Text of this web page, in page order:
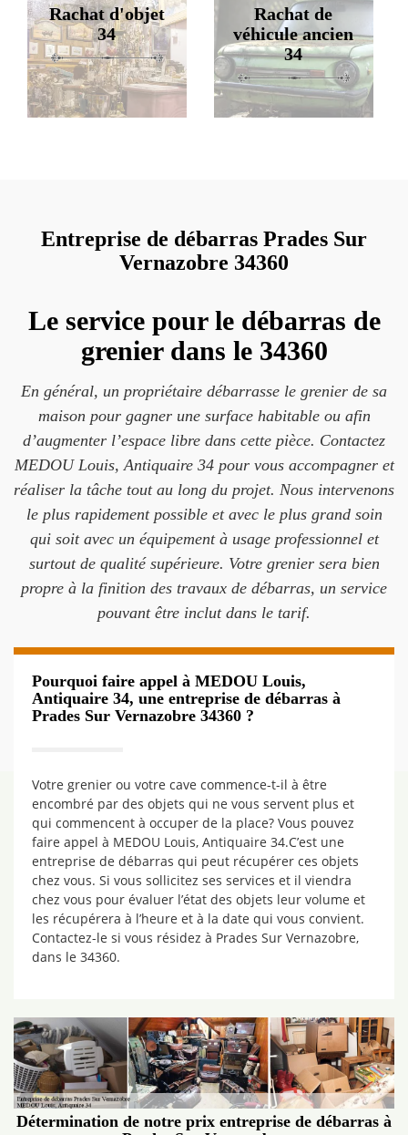
Rachat d'objet
34
Rachat de
véhicule ancien
34
Entreprise de débarras Prades Sur
Vernazobre 34360
Le service pour le débarras de
grenier dans le 34360
En général, un propriétaire débarrasse le grenier de sa
maison pour gagner une surface habitable ou afin
d’augmenter l’espace libre dans cette pièce. Contactez
MEDOU Louis, Antiquaire 34 pour vous accompagner et
réaliser la tâche tout au long du projet. Nous intervenons
le plus rapidement possible et avec le plus grand soin
qui soit avec un équipement à usage professionnel et
surtout de qualité supérieure. Votre grenier sera bien
propre à la finition des travaux de débarras, un service
pouvant être inclut dans le tarif.
Pourquoi faire appel à MEDOU Louis,
Antiquaire 34, une entreprise de débarras à
Prades Sur Vernazobre 34360 ?
Votre grenier ou votre cave commence-t-il à être
encombré par des objets qui ne vous servent plus et
qui commencent à occuper de la place? Vous pouvez
faire appel à MEDOU Louis, Antiquaire 34.C’est une
entreprise de débarras qui peut récupérer ces objets
chez vous. Si vous sollicitez ses services et il viendra
chez vous pour évaluer l’état des objets leur volume et
les récupérera à l’heure et à la date qui vous convient.
Contactez-le si vous résidez à Prades Sur Vernazobre,
dans le 34360.
Détermination de notre prix entreprise de débarras à